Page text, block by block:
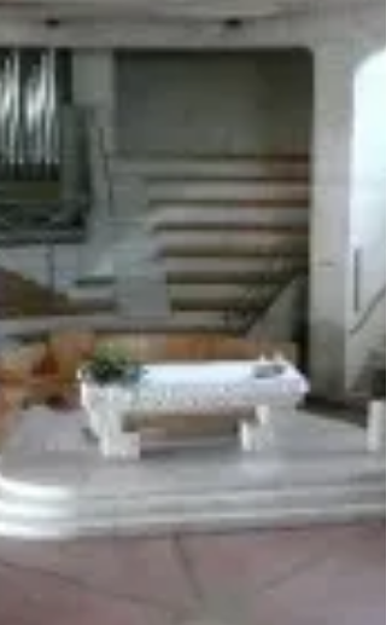
29 ║ Treviso
Een middeleeuws stadje en een fietstocht langs
de Sile